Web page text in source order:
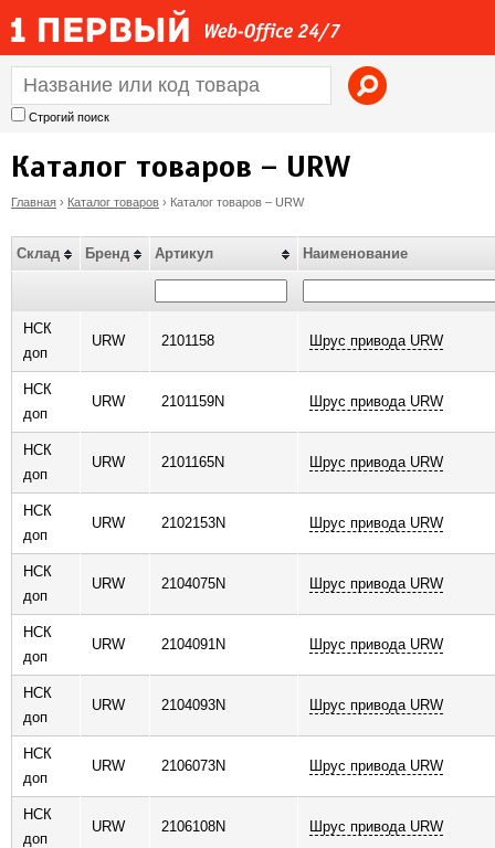
Jump to navigation
Строгий поиск
Каталог товаров – URW
В
ы
д
е
Главная › Каталог товаров › Каталог товаров – URW
Склад Бренд Артикул Наименование
НСК
доп
URW 2101158 Шрус привода URW
НСК
доп
URW 2101159N Шрус привода URW
НСК
доп
URW 2101165N Шрус привода URW
НСК
доп
URW 2102153N Шрус привода URW
НСК
доп
URW 2104075N Шрус привода URW
НСК
доп
URW 2104091N Шрус привода URW
НСК
доп
URW 2104093N Шрус привода URW
НСК
доп
URW 2106073N Шрус привода URW
НСК
доп
URW 2106108N Шрус привода URW